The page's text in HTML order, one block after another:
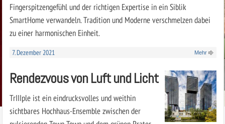
Fingerspitzengefühl und der richtigen Expertise in ein Siblik
SmartHome verwandeln. Tradition und Moderne verschmelzen dabei
zu einer harmonischen Einheit.
7. Dezember 2021 Mehr
Rendezvous von Luft und Licht
TrIIIple ist ein eindrucksvolles und weithin
sichtbares Hochhaus-Ensemble zwischen der